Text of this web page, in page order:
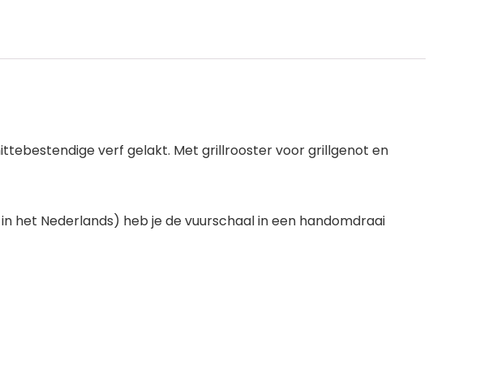
verf gelakt. Met grillrooster voor grillgenot en
het Nederlands) heb je de vuurschaal in een handomdraai